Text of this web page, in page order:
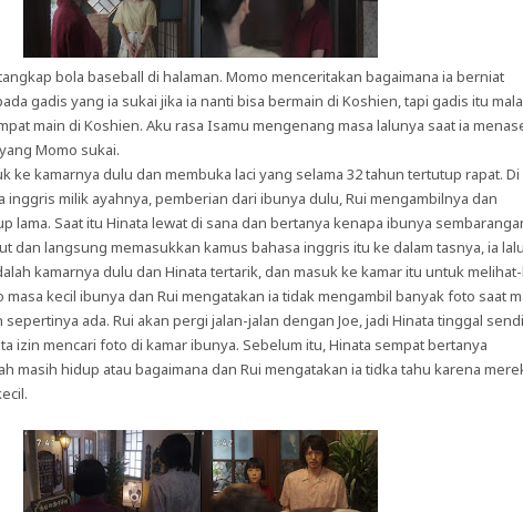
bola baseball di halaman. Momo menceritakan bagaimana ia berniat
gadis yang ia sukai jika ia nanti bisa bermain di Koshien, tapi gadis itu
main di Koshien. Aku rasa Isamu mengenang masa lalunya saat ia
Momo sukai.
ke kamarnya dulu dan membuka laci yang selama 32 tahun tertutup rapat. Di
inggris milik ayahnya, pemberian dari ibunya dulu, Rui mengambilnya dan
lama. Saat itu Hinata lewat di sana dan bertanya kenapa ibunya
dan langsung memasukkan kamus bahasa inggris itu ke dalam tasnya, ia lalu
kamarnya dulu dan Hinata tertarik, dan masuk ke kamar itu untuk
kecil ibunya dan Rui mengatakan ia tidak mengambil banyak foto saat
ada. Rui akan pergi jalan-jalan dengan Joe, jadi Hinata tinggal
izin mencari foto di kamar ibunya. Sebelum itu, Hinata sempat bertanya
masih hidup atau bagaimana dan Rui mengatakan ia tidka tahu karena